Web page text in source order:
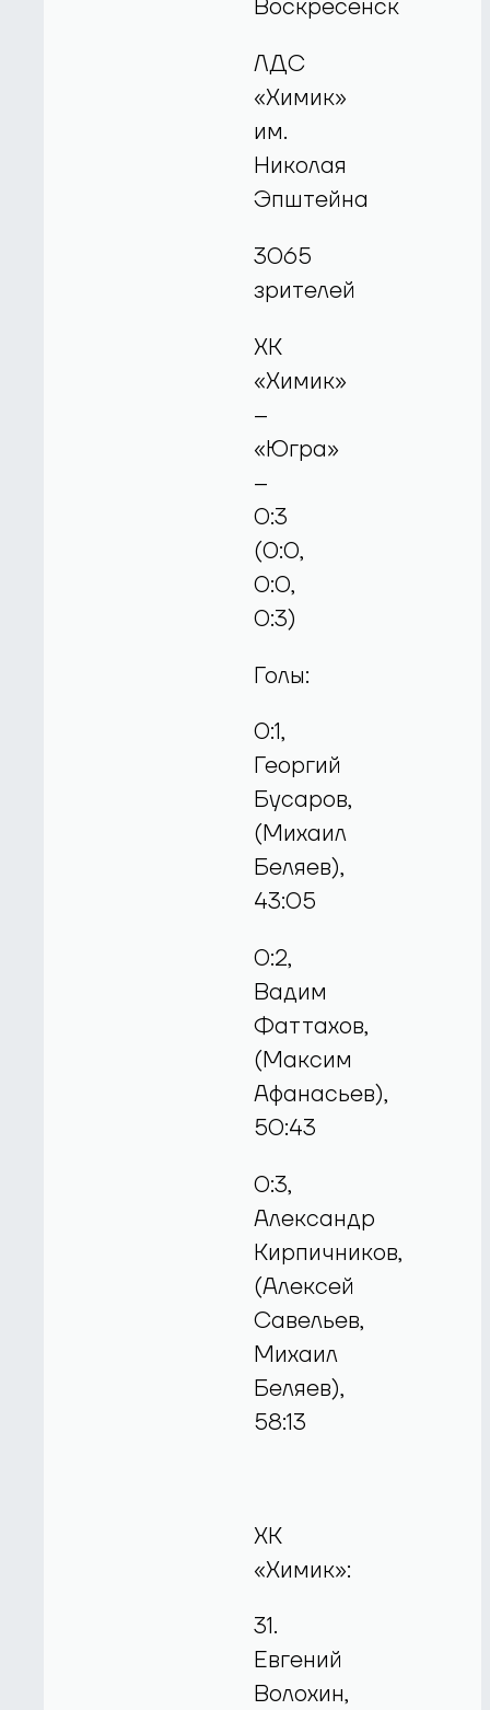
Воскресенск
ЛДС
«Химик»
им.
Николая
Эпштейна
3065
зрителей
ХК
«Химик»
–
«Югра»
–
0:3
(0:0,
0:0,
0:3)
Голы:
0:1,
Георгий
Бусаров,
(Михаил
Беляев),
43:05
0:2,
Вадим
Фаттахов,
(Максим
Афанасьев),
50:43
0:3,
Александр
Кирпичников,
(Алексей
Савельев,
Михаил
Беляев),
58:13
ХК
«Химик»:
31.
Евгений
Волохин,